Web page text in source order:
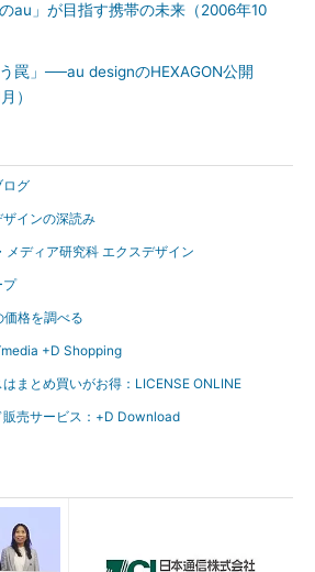
のau」が目指す携帯の未来（2006年10
う罠」──au designのHEXAGON公開
）
ログ
インの深読み
メディア研究科 エクスデザイン
プ
格を調べる
+D Shopping
まとめ買いがお得：LICENSE ONLINE
販売サービス：+D Download